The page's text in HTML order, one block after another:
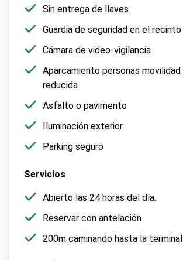
Sin entrega de llaves
Guardia de seguridad en el recinto
Cámara de video-vigilancia
Aparcamiento personas movilidad
reducida
Asfalto o pavimento
Iluminación exterior
Parking seguro
Servicios
Abierto las 24 horas del día.
Reservar con antelación
200m caminando hasta la terminal